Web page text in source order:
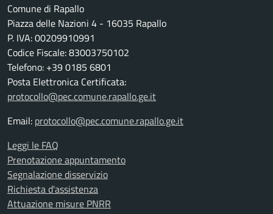
Comune di Rapallo
Piazza delle Nazioni 4 - 16035 Rapallo
P. IVA: 00209910991
Codice Fiscale: 83003750102
Telefono: +39 0185 6801
Posta Elettronica Certificata:
protocollo@pec.comune.rapallo.ge.it
Email: protocollo@pec.comune.rapallo.ge.it
Leggi le FAQ
Prenotazione appuntamento
Segnalazione disservizio
Richiesta d'assistenza
Attuazione misure PNRR